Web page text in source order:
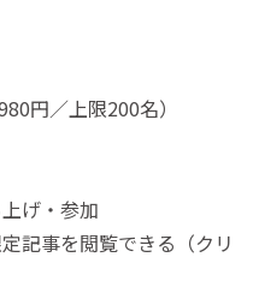
円／上限200名）
げ・参加
記事を閲覧できる（クリ